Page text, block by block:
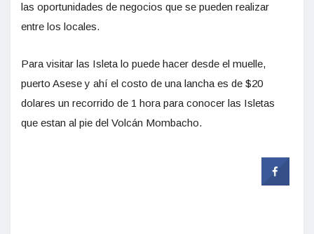
las oportunidades de negocios que se pueden realizar
entre los locales.
Para visitar las Isleta lo puede hacer desde el muelle,
puerto Asese y ahí el costo de una lancha es de $20
dolares un recorrido de 1 hora para conocer las Isletas
que estan al pie del Volcán Mombacho.